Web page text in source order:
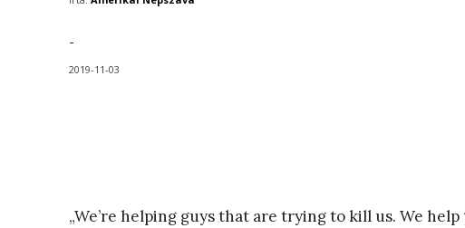
-
2019-11-03
„We’re helping guys that are trying to kill us. We